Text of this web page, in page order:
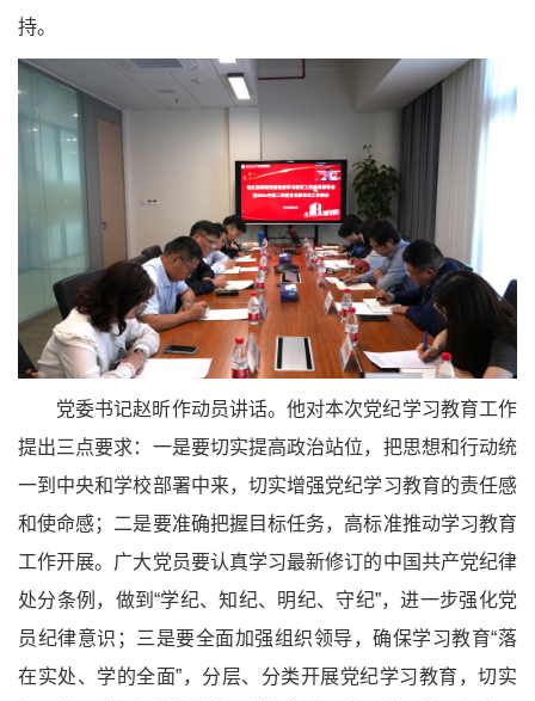
持。
党委书记赵昕作动员讲话。他对本次党纪学习教育工作
提出三点要求：一是要切实提高政治站位，把思想和行动统
一到中央和学校部署中来，切实增强党纪学习教育的责任感
和使命感；二是要准确把握目标任务，高标准推动学习教育
工作开展。广大党员要认真学习最新修订的中国共产党纪律
处分条例，做到“学纪、知纪、明纪、守纪”，进一步强化党
员纪律意识；三是要全面加强组织领导，确保学习教育“落
在实处、学的全面”，分层、分类开展党纪学习教育，切实